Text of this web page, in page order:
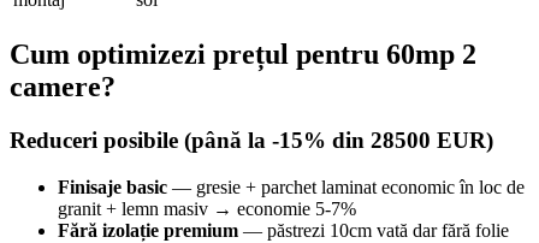
Cum optimizezi prețul pentru 60mp 2
camere?
Reduceri posibile (până la -15% din 28500 EUR)
Finisaje basic — gresie + parchet laminat economic în loc de
granit + lemn masiv → economie 5-7%
Fără izolație premium — păstrezi 10cm vată dar fără folie